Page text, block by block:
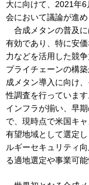
大に向けて、2021年
会において議論が進
合成メタンの普及に
有効であり、特に安
力などを活用した競
プライチェーンの構
成メタン導入に向け
性調査を行っていま
インフラが揃い、早
で、現時点で米国キ
有望地域として選定
ルギーセキュリティ
る適地選定や事業可